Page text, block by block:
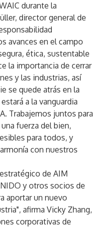
durante la
director general de
avances en el campo
ética, sustentable
la importancia de cerrar
y las industrias, así
se quede atrás en la
a la vanguardia
Trabajemos juntos para
fuerza del bien,
para todos, y
con nuestros
de AIM
y otros socios de
aportar un nuevo
afirma Vicky Zhang,
corporativas de